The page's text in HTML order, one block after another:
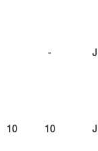
-
10 10